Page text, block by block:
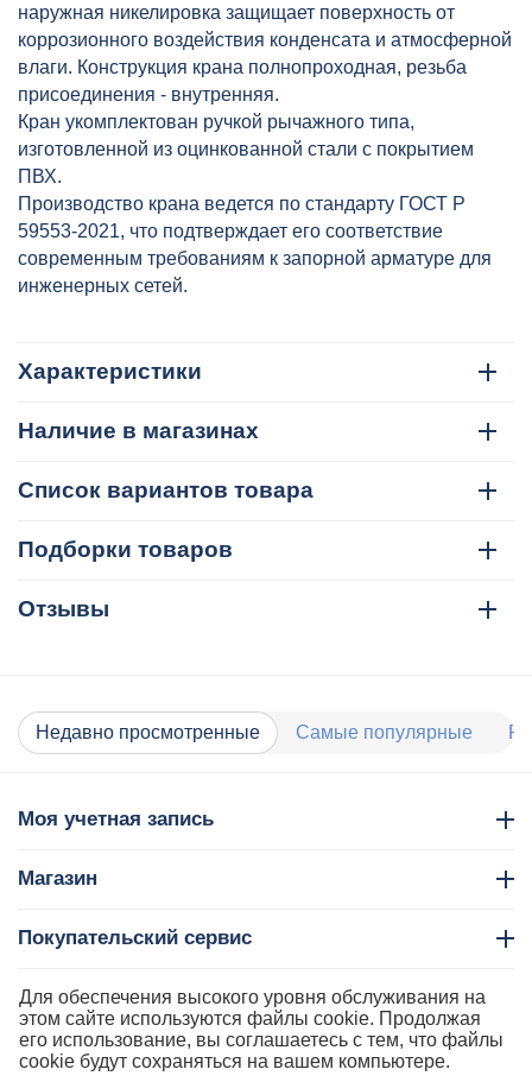
наружная никелировка защищает поверхность от
коррозионного воздействия конденсата и атмосферной
влаги. Конструкция крана полнопроходная, резьба
присоединения - внутренняя.
Кран укомплектован ручкой рычажного типа,
изготовленной из оцинкованной стали с покрытием
ПВХ.
Производство крана ведется по стандарту ГОСТ Р
59553-2021, что подтверждает его соответствие
современным требованиям к запорной арматуре для
инженерных сетей.
Характеристики
Наличие в магазинах
Список вариантов товара
Подборки товаров
Отзывы
Недавно просмотренные Самые популярные
Моя учетная запись
Магазин
Покупательский сервис
Контакты
Для обеспечения высокого уровня обслуживания на
этом сайте используются файлы cookie. Продолжая
его использование, вы соглашаетесь с тем, что файлы
cookie будут сохраняться на вашем компьютере.